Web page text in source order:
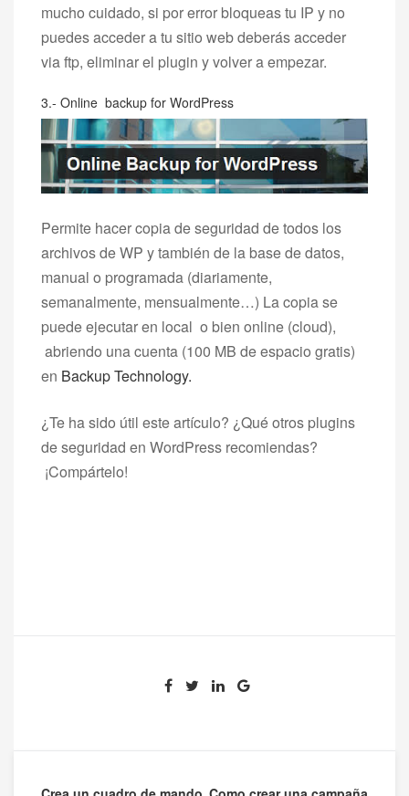
mucho cuidado, si por error bloqueas tu IP y no
puedes acceder a tu sitio web deberás acceder
via ftp, eliminar el plugin y volver a empezar.
3.- Online backup for WordPress
Permite hacer copia de seguridad de todos los
archivos de WP y también de la base de datos,
manual o programada (diariamente,
semanalmente, mensualmente…) La copia se
puede ejecutar en local o bien online (cloud),
abriendo una cuenta (100 MB de espacio gratis)
en Backup Technology.
¿Te ha sido útil este artículo? ¿Qué otros plugins
de seguridad en WordPress recomiendas?
¡Compártelo!